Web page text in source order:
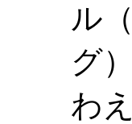
ル
グ
わ